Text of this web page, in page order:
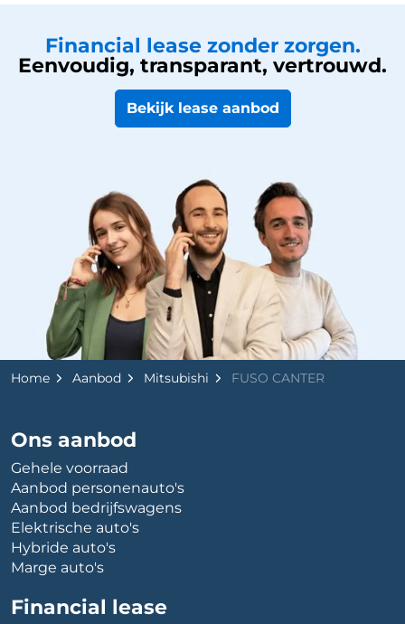
Financial lease zonder zorgen.
Eenvoudig, transparant, vertrouwd.
Bekijk lease aanbod
Home Aanbod Mitsubishi FUSO CANTER
Ons aanbod
Gehele voorraad
Aanbod personenauto's
Aanbod bedrijfswagens
Elektrische auto's
Hybride auto's
Marge auto's
Financial lease